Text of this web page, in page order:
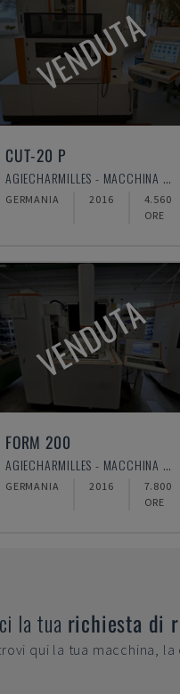
VENDUTA
CUT-20 P
AGIECHARMILLES - MACCHINA PER ELETTROEROSIONE A FILO
GERMANIA 2016
4.560
ORE
VENDUTA
FORM 200
AGIECHARMILLES - MACCHINA PER ELETTROEROSIONE A TUFFO
GERMANIA 2016
7.800
ORE
la tua richiesta di
qui la tua macchina,